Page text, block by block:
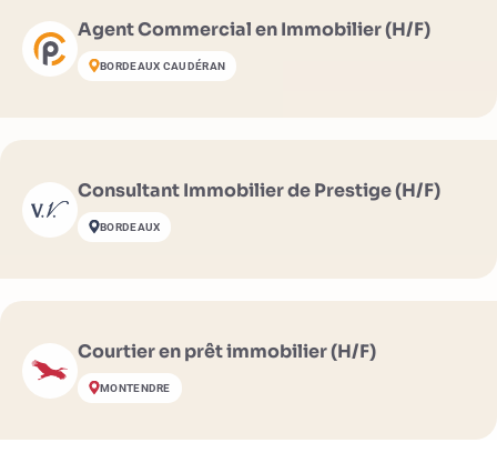
Agent Commercial en Immobilier (H/F)
BORDEAUX CAUDÉRAN
Consultant Immobilier de Prestige (H/F)
BORDEAUX
Courtier en prêt immobilier (H/F)
MONTENDRE